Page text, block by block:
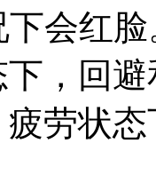
会红脸
，回
劳状